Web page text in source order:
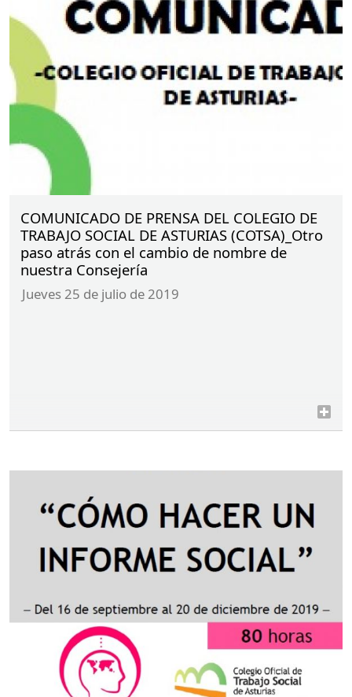
formación continua requerida por la Ley de
Mediación y para el Registro de Mediadores del
Ministerio de Justicia.
TODALAINFORMACIÓNEINSCRIPCIONESAQUÍ
COMUNICADO DE PRENSA DEL COLEGIO DE
TRABAJO SOCIAL DE ASTURIAS (COTSA)_Otro
paso atrás con el cambio de nombre de
nuestra Consejería
jueves 25 de julio de 2019